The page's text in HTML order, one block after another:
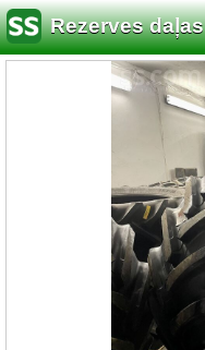
Rezerves daļas